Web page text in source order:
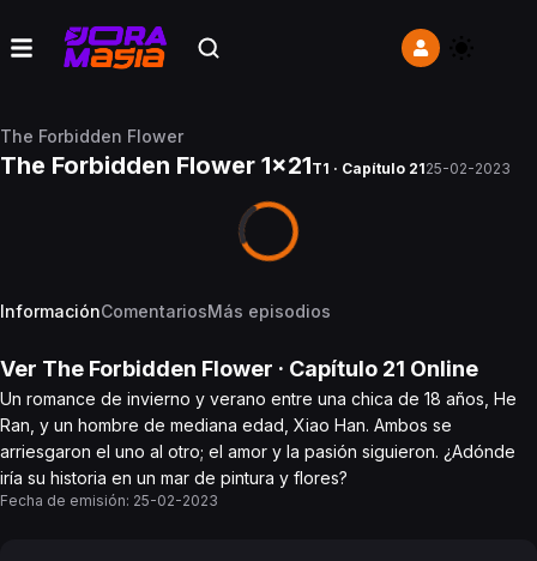
The Forbidden Flower
The Forbidden Flower 1x21T1 · Capítulo 2125-02-2023
InformaciónComentariosMás episodios
Ver The Forbidden Flower · Capítulo 21 Online
Un romance de invierno y verano entre una chica de 18 años, He
Ran, y un hombre de mediana edad, Xiao Han. Ambos se
arriesgaron el uno al otro; el amor y la pasión siguieron. ¿Adónde
iría su historia en un mar de pintura y flores?
Fecha de emisión: 25-02-2023